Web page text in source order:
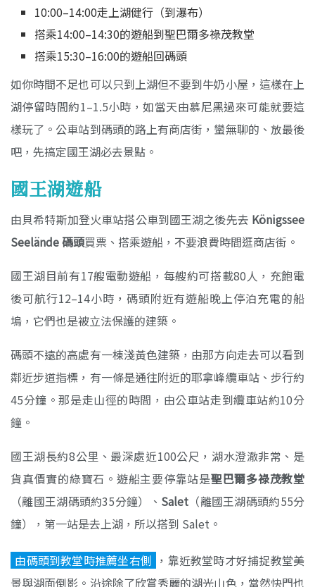
10:00–14:00走上湖健行（到瀑布）
搭乘14:00–14:30的遊船到聖巴爾多祿茂教堂
搭乘15:30–16:00的遊船回碼頭
如你時間不足也可以只到上湖但不要到牛奶小屋，這樣在上
湖停留時間約1–1.5小時，如當天由慕尼黑過來可能就要這
樣玩了。公車站到碼頭的路上有商店街，蠻無聊的、放最後
吧，先搞定國王湖必去景點。
國王湖遊船
由貝希特斯加登火車站搭公車到國王湖之後先去 Königssee
Seelände 碼頭買票、搭乘遊船，不要浪費時間逛商店街。
國王湖目前有17艘電動遊船，每艘約可搭載80人，充飽電
後可航行12–14小時，碼頭附近有遊船晚上停泊充電的船
塢，它們也是被立法保護的建築。
碼頭不遠的高處有一棟淺黃色建築，由那方向走去可以看到
鄰近步道指標，有一條是通往附近的耶拿峰纜車站、步行約
45分鐘。那是走山徑的時間，由公車站走到纜車站約10分
鐘。
國王湖長約8公里、最深處近100公尺，湖水澄澈非常、是
貨真價實的綠寶石。遊船主要停靠站是聖巴爾多祿茂教堂
（離國王湖碼頭約35分鐘）、 Salet（離國王湖碼頭約55分
鐘），第一站是去上湖，所以搭到 Salet。
由碼頭到教堂時推薦坐右側 ，靠近教堂時才好捕捉教堂美
景與湖面倒影。沿途除了欣賞秀麗的湖光山色，當然快門也